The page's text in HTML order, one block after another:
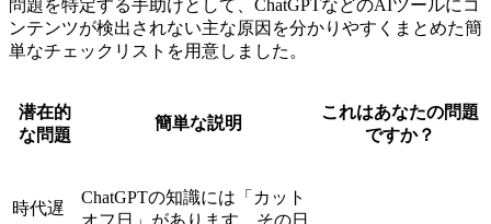
問題を特定する手助けとして、ChatGPTなどのAIツールにコ
ンテンツが検出されない主な原因を分かりやすくまとめた簡
単なチェックリストを用意しました。
潜在的
な問題
簡単な説明
これはあなたの問題
ですか？
時代遅
ChatGPTの知識には「カット
オフ日」があります。その日